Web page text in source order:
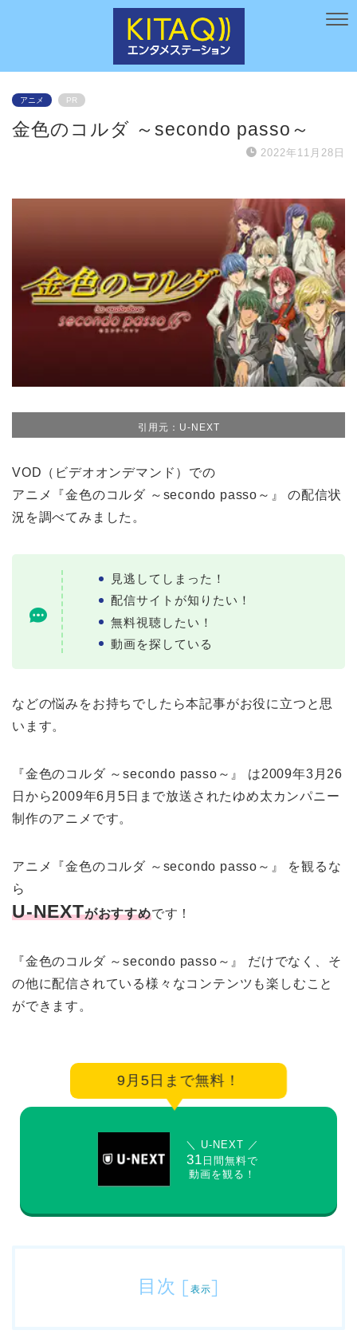
アニメ PR
金色のコルダ ～secondo passo～
2022年11月28日
引用元：U-NEXT
VOD（ビデオオンデマンド）での
アニメ『金色のコルダ ～secondo passo～』 の配信状
況を調べてみました。
見逃してしまった！
配信サイトが知りたい！
無料視聴したい！
動画を探している
などの悩みをお持ちでしたら本記事がお役に立つと思
います。
『金色のコルダ ～secondo passo～』 は2009年3月26
日から2009年6月5日まで放送されたゆめ太カンパニー
制作のアニメです。
アニメ『金色のコルダ ～secondo passo～』 を観るな
ら
U-NEXTがおすすめです！
『金色のコルダ ～secondo passo～』 だけでなく、そ
の他に配信されている様々なコンテンツも楽しむこと
ができます。
9月5日まで無料！
＼ U-NEXT ／
31 日間無料で
動画を観る！
目次 [ 表示]